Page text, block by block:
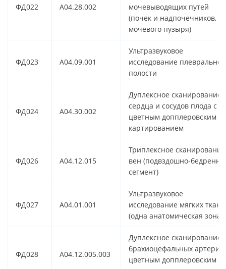
ФД022 A04.28.002
мочевыводящих путей
(почек и надпочечников,
мочевого пузыря)
ФД023 A04.09.001
Ультразвуковое
исследование плевральной
полости
ФД024 A04.30.002
Дуплексное сканирование
сердца и сосудов плода с
цветным допплеровским
картированием
ФД026 A04.12.015
Триплексное сканирование
вен (подвздошно-
сегмент)
ФД027 A04.01.001
Ультразвуковое
исследование мягких
(одна анатомическая зона)
ФД028 A04.12.005.003
Дуплексное сканирование
брахиоцефальных артерий
цветным допплеровским